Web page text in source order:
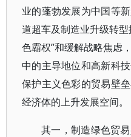
业的蓬勃发展为中国等
道超车及制造业升级转
色霸权”和缓解战略焦虑
中的主导地位和高新科
保护主义色彩的贸易壁
经济体的上升发展空间。
其一，制造绿色贸